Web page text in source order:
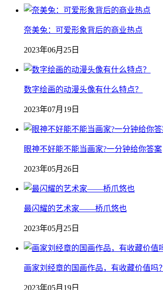
奈美兔：可爱形象背后的商业热点
2023年06月25日
数字绘画的动漫头像有什么特点？
2023年07月19日
眼神不好能不能当画家?一分钟给你答案
2023年05月26日
最闪耀的艺术家——桥爪悠也
2023年05月25日
画家刘经章的国画作品，有收藏价值吗？
2023年05月19日